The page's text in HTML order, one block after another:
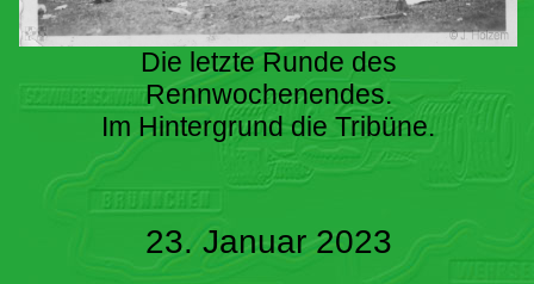
Die letzte Runde des
Rennwochenendes.
Im Hintergrund die Tribüne.
23. Januar 2023